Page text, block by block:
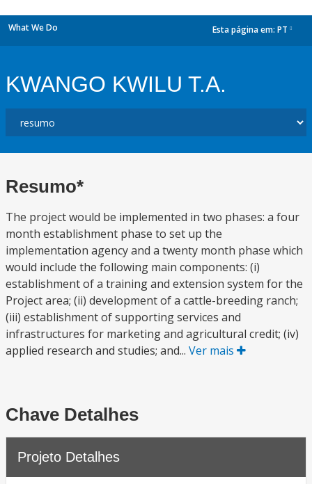
What We Do Esta página em: PT
KWANGO KWILU T.A.
Resumo*
The project would be implemented in two phases: a four
month establishment phase to set up the
implementation agency and a twenty month phase which
would include the following main components: (i)
establishment of a training and extension system for the
Project area; (ii) development of a cattle-breeding ranch;
(iii) establishment of supporting services and
infrastructures for marketing and agricultural credit; (iv)
applied research and studies; and... Ver mais
Chave Detalhes
Projeto Detalhes